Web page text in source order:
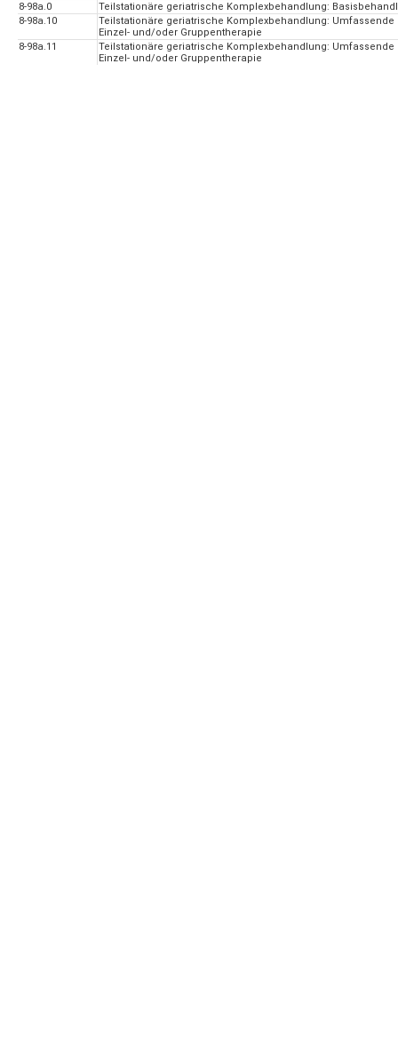
8-98a.0
Teilstationäre geriatrische Komplexbehandlung:
8-98a.10
Teilstationäre geriatrische Komplexbehandlung:
Einzel- und/oder Gruppentherapie
8-98a.11
Teilstationäre geriatrische Komplexbehandlung:
Einzel- und/oder Gruppentherapie